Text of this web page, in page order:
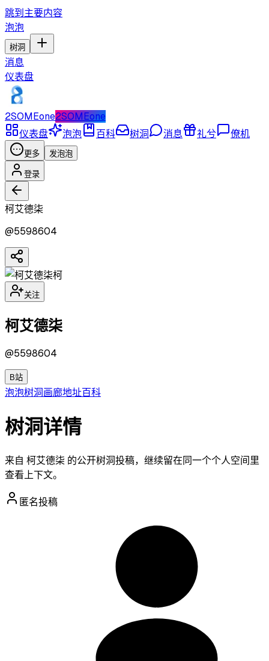
跳到主要内容
泡泡
树洞
消息
仪表盘
2SOMEone2SOMEone
仪表盘
泡泡 百科 树洞 消息 礼兮 僚机
更多 发泡泡
登录
柯艾德柒
@5598604
柯
关注
柯艾德柒
@5598604
B站
泡泡树洞画廊地址百科
树洞详情
来自 柯艾德柒 的公开树洞投稿，继续留在同一个个人空间里
查看上下文。
匿名投稿